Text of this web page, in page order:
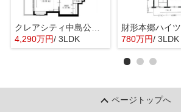
クレアシティ中島公園通り
4,290万円/ 3LDK
財形本郷ハイツ
780万円/ 3LDK
ページトップへ